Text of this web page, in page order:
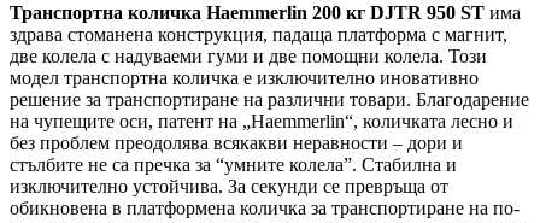
Транспортна количка Haemmerlin 200 кг DJTR 950 ST има
здрава стоманена конструкция, падаща платформа с магнит,
две колела с надуваеми гуми и две помощни колела. Този
модел транспортна количка е изключително иновативно
решение за транспортиране на различни товари. Благодарение
на чупещите оси, патент на „Haemmerlin“, количката лесно и
без проблем преодолява всякакви неравности – дори и
стълбите не са пречка за “умните колела”. Стабилна и
изключително устойчива. За секунди се превръща от
обикновена в платформена количка за транспортиране на по-